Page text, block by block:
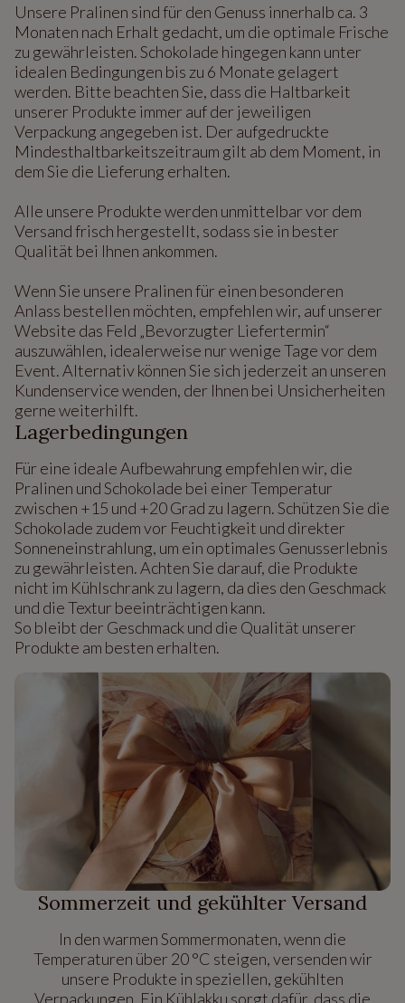
Unsere Pralinen sind für den Genuss innerhalb ca. 3
Monaten nach Erhalt gedacht, um die optimale Frische
zu gewährleisten. Schokolade hingegen kann unter
idealen Bedingungen bis zu 6 Monate gelagert
werden. Bitte beachten Sie, dass die Haltbarkeit
unserer Produkte immer auf der jeweiligen
Verpackung angegeben ist. Der aufgedruckte
Mindesthaltbarkeitszeitraum gilt ab dem Moment, in
dem Sie die Lieferung erhalten.
Alle unsere Produkte werden unmittelbar vor dem
Versand frisch hergestellt, sodass sie in bester
Qualität bei Ihnen ankommen.
Wenn Sie unsere Pralinen für einen besonderen
Anlass bestellen möchten, empfehlen wir, auf unserer
Website das Feld „Bevorzugter Liefertermin“
auszuwählen, idealerweise nur wenige Tage vor dem
Event. Alternativ können Sie sich jederzeit an unseren
Kundenservice wenden, der Ihnen bei Unsicherheiten
gerne weiterhilft.
Lagerbedingungen
Für eine ideale Aufbewahrung empfehlen wir, die
Pralinen und Schokolade bei einer Temperatur
zwischen +15 und +20 Grad zu lagern. Schützen Sie die
Schokolade zudem vor Feuchtigkeit und direkter
Sonneneinstrahlung, um ein optimales Genusserlebnis
zu gewährleisten. Achten Sie darauf, die Produkte
nicht im Kühlschrank zu lagern, da dies den Geschmack
und die Textur beeinträchtigen kann.
So bleibt der Geschmack und die Qualität unserer
Produkte am besten erhalten.
Sommerzeit und gekühlter Versand
In den warmen Sommermonaten, wenn die
Temperaturen über 20 °C steigen, versenden wir
unsere Produkte in speziellen, gekühlten
Verpackungen. Ein Kühlakku sorgt dafür, dass die